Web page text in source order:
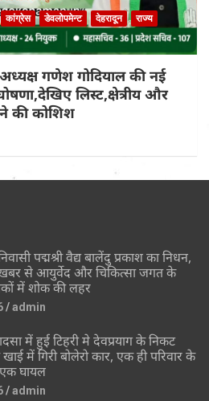
कांग्रेस डेवलोपमेन्ट देहरादून
राज्य
गणेश गोदियाल की नई
लिस्ट,क्षेत्रीय और
की कोशिश
पद्मश्री वैद्य बालेंदु प्रकाश का निधन,
से आयुर्वेद और चिकित्सा जगत के
में शोक की लहर
admin
में हुई टिहरी मे देवप्रयाग के निकट
में गिरी बोलेरो कार, एक ही परिवार के
घायल
admin